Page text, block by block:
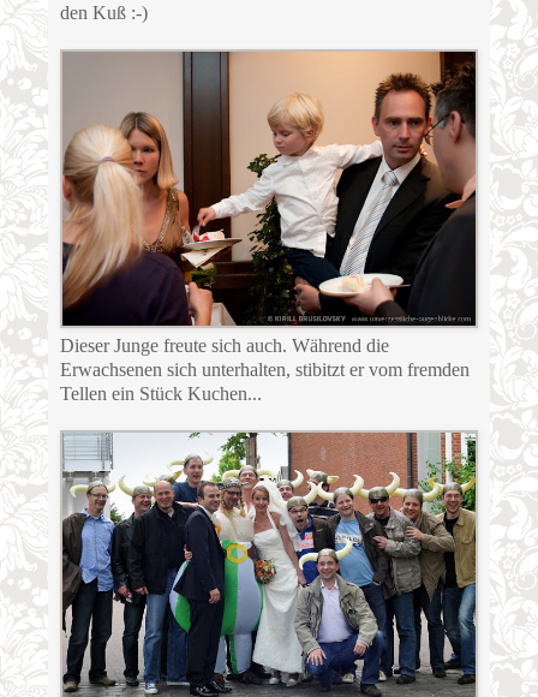
den Kuß :-)
Dieser Junge freute sich auch. Während die
Erwachsenen sich unterhalten, stibitzt er vom fremden
Tellen ein Stück Kuchen...